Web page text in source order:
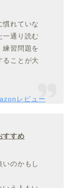
慣れていな
一通り読む
練習問題を
ることが大
レビュー
すすめ
いのかもし